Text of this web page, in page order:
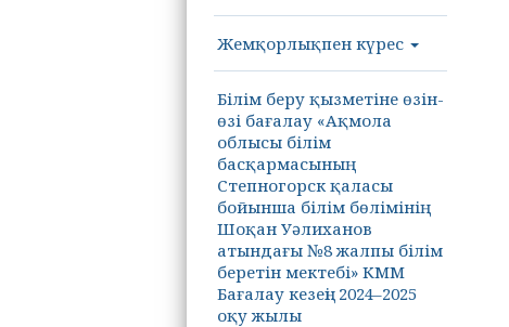
Жемқорлықпен күрес
Білім беру қызметіне өзін-
өзі бағалау «Ақмола
облысы білім
басқармасының
Степногорск қаласы
бойынша білім бөлімінің
Шоқан Уәлиханов
атындағы №8 жалпы білім
беретін мектебі» КММ
Бағалау кезеңі: 2024–2025
оқу жылы